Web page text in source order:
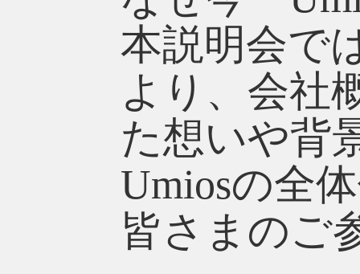
本説明会で
より、会社
た想いや背
Umiosの全
皆さまのご